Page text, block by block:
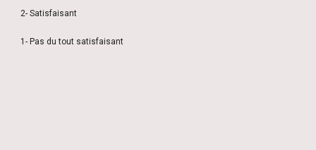
2- Satisfaisant
1- Pas du tout satisfaisant